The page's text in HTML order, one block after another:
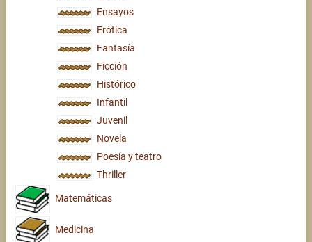
Ensayos
Erótica
Fantasía
Ficción
Histórico
Infantil
Juvenil
Novela
Poesía y teatro
Thriller
Matemáticas
Medicina